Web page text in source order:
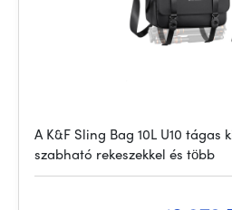
A K&F Sling Bag 10L U10
szabható rekeszekkel és több